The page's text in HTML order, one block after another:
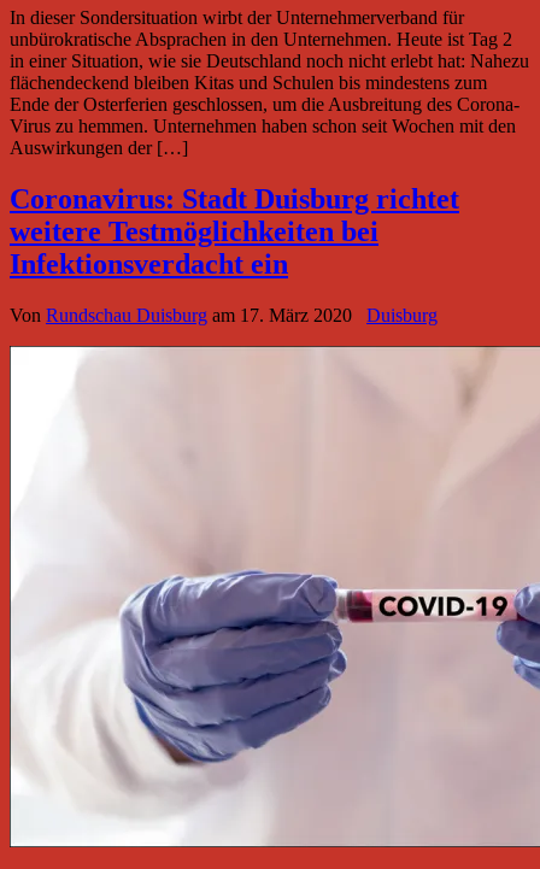
In dieser Sondersituation wirbt der Unternehmerverband für
unbürokratische Absprachen in den Unternehmen. Heute ist Tag 2
in einer Situation, wie sie Deutschland noch nicht erlebt hat: Nahezu
flächendeckend bleiben Kitas und Schulen bis mindestens zum
Ende der Osterferien geschlossen, um die Ausbreitung des Corona-
Virus zu hemmen. Unternehmen haben schon seit Wochen mit den
Auswirkungen der […]
Coronavirus: Stadt Duisburg richtet
weitere Testmöglichkeiten bei
Infektionsverdacht ein
Von Rundschau Duisburg am 17. März 2020 Duisburg